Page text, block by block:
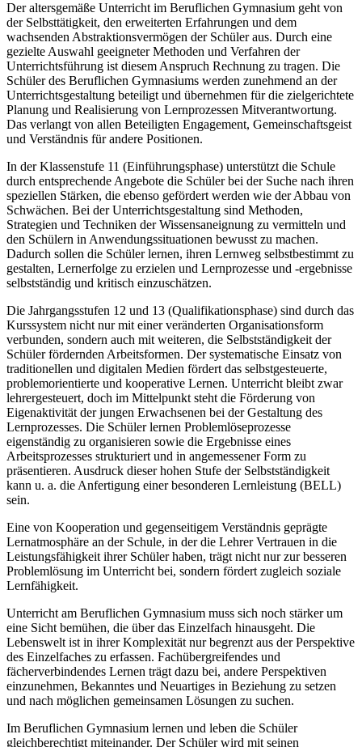
Der altersgemäße Unterricht im Beruflichen Gymnasium geht von
der Selbsttätigkeit, den erweiterten Erfahrungen und dem
wachsenden Abstraktionsvermögen der Schüler aus. Durch eine
gezielte Auswahl geeigneter Methoden und Verfahren der
Unterrichtsführung ist diesem Anspruch Rechnung zu tragen. Die
Schüler des Beruflichen Gymnasiums werden zunehmend an der
Unterrichtsgestaltung beteiligt und übernehmen für die zielgerichtete
Planung und Realisierung von Lernprozessen Mitverantwortung.
Das verlangt von allen Beteiligten Engagement, Gemeinschaftsgeist
und Verständnis für andere Positionen.
In der Klassenstufe 11 (Einführungsphase) unterstützt die Schule
durch entsprechende Angebote die Schüler bei der Suche nach ihren
speziellen Stärken, die ebenso gefördert werden wie der Abbau von
Schwächen. Bei der Unterrichtsgestaltung sind Methoden,
Strategien und Techniken der Wissensaneignung zu vermitteln und
den Schülern in Anwendungssituationen bewusst zu machen.
Dadurch sollen die Schüler lernen, ihren Lernweg selbstbestimmt zu
gestalten, Lernerfolge zu erzielen und Lernprozesse und -ergebnisse
selbstständig und kritisch einzuschätzen.
Die Jahrgangsstufen 12 und 13 (Qualifikationsphase) sind durch das
Kurssystem nicht nur mit einer veränderten Organisationsform
verbunden, sondern auch mit weiteren, die Selbstständigkeit der
Schüler fördernden Arbeitsformen. Der systematische Einsatz von
traditionellen und digitalen Medien fördert das selbstgesteuerte,
problemorientierte und kooperative Lernen. Unterricht bleibt zwar
lehrergesteuert, doch im Mittelpunkt steht die Förderung von
Eigenaktivität der jungen Erwachsenen bei der Gestaltung des
Lernprozesses. Die Schüler lernen Problemlöseprozesse
eigenständig zu organisieren sowie die Ergebnisse eines
Arbeitsprozesses strukturiert und in angemessener Form zu
präsentieren. Ausdruck dieser hohen Stufe der Selbstständigkeit
kann u. a. die Anfertigung einer besonderen Lernleistung (BELL)
sein.
Eine von Kooperation und gegenseitigem Verständnis geprägte
Lernatmosphäre an der Schule, in der die Lehrer Vertrauen in die
Leistungsfähigkeit ihrer Schüler haben, trägt nicht nur zur besseren
Problemlösung im Unterricht bei, sondern fördert zugleich soziale
Lernfähigkeit.
Unterricht am Beruflichen Gymnasium muss sich noch stärker um
eine Sicht bemühen, die über das Einzelfach hinausgeht. Die
Lebenswelt ist in ihrer Komplexität nur begrenzt aus der Perspektive
des Einzelfaches zu erfassen. Fachübergreifendes und
fächerverbindendes Lernen trägt dazu bei, andere Perspektiven
einzunehmen, Bekanntes und Neuartiges in Beziehung zu setzen
und nach möglichen gemeinsamen Lösungen zu suchen.
Im Beruflichen Gymnasium lernen und leben die Schüler
gleichberechtigt miteinander. Der Schüler wird mit seinen